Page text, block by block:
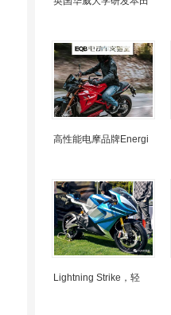
高性能电摩品牌Energi
Lightning Strike，轻